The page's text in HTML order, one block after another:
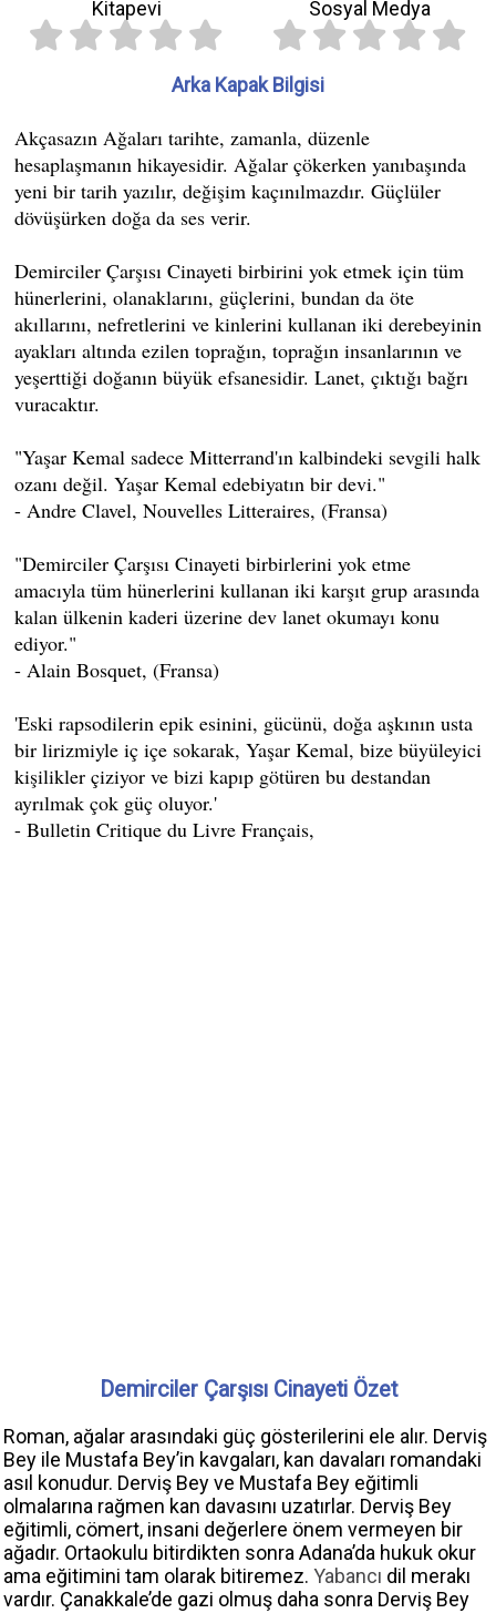
Kitapevi Sosyal Medya
Arka Kapak Bilgisi
Demirciler Çarşısı Cinayeti Özet
Roman, ağalar arasındaki güç gösterilerini ele alır. Derviş
Bey ile Mustafa Bey’in kavgaları, kan davaları romandaki
asıl konudur. Derviş Bey ve Mustafa Bey eğitimli
olmalarına rağmen kan davasını uzatırlar. Derviş Bey
eğitimli, cömert, insani değerlere önem vermeyen bir
ağadır. Ortaokulu bitirdikten sonra Adana’da hukuk okur
ama eğitimini tam olarak bitiremez. Yabancı dil merakı
vardır. Çanakkale’de gazi olmuş daha sonra Derviş Bey